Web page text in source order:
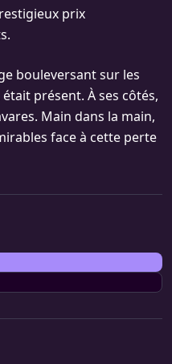
prix
bouleversant sur les
présent. À ses côtés,
Main dans la main,
face à cette perte